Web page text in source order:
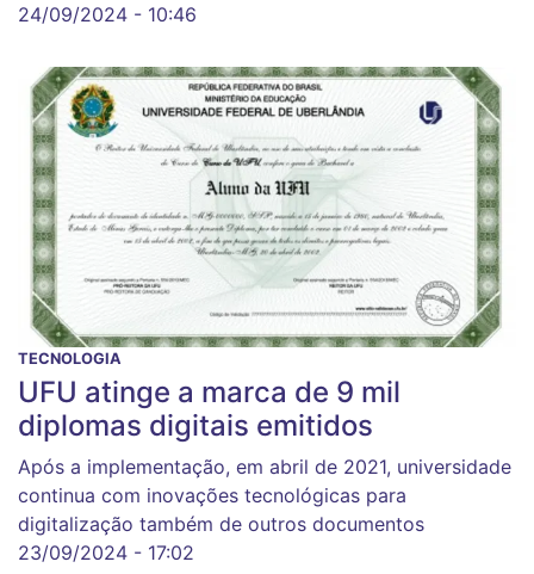
24/09/2024 - 10:46
TECNOLOGIA
UFU atinge a marca de 9 mil
diplomas digitais emitidos
Após a implementação, em abril de 2021, universidade
continua com inovações tecnológicas para
digitalização também de outros documentos
23/09/2024 - 17:02